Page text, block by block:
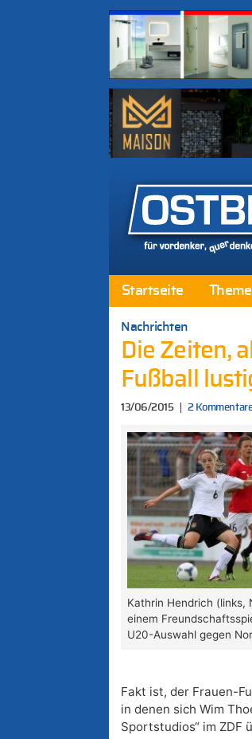
Startseite
Nachrichten
Die Zeiten,
Fußball
13/06/2015 2
Kathrin Hendrich (links,
einem
U20-Auswahl gegen
Fakt ist, der Frauen-
in denen sich Wim
Sportstudios“ im ZDF